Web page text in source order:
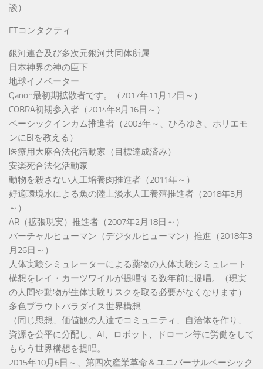
談）
ETコンタクティ
銀河連合及び多次元銀河共同体所属
日本神界の神の臣下
地球イノベーター
Qanon最初期拡散者です。（2017年11月12日～）
COBRA初期参入者（2014年8月16日～）
ベーシックインカム推進者（2003年～、ひろゆき、ホリエモ
ンにBIを教える）
医療用大麻合法化活動家（目標達成済み）
安楽死合法化活動家
動物を殺さない人工培養肉推進者（2011年～）
好適環境水による魚の陸上淡水人工養殖推進者（2018年3月
～）
AR（拡張現実）推進者（2007年2月18日～）
バーチャルヒューマン（デジタルヒューマン）推進（2018年3
月26日～）
人体実験シミュレーターによる薬物の人体実験シミュレート
構想をレイ・カーツワイルが提唱する数年前に提唱。（現実
の人間や動物が生体実験リスクを取る必要がなくなります）
多色プラウトパラダイス世界構想
（同じ思想、価値観の人達でコミュニティ、自治体を作り、
資源を公平に分配し、AI、ロボット、ドローン等に労働をして
もらう世界構想を提唱。
2015年10月6日～、第四次産業革命＆ユニバーサルベーシック